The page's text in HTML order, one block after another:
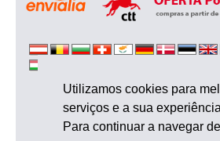
Utilizamos cookies para
serviços e a sua
Para continuar a navegar